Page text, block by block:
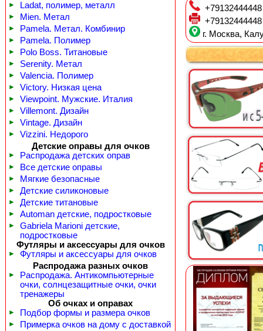
► Ladat, полимер, металл
► Mien. Метал
► Pamela. Метал. Комбинир
► Pamela. Полимер
► Polo Boss. Титановые
► Serenity. Метал
► Valencia. Полимер
► Victory. Низкая цена
► Viewpoint. Мужские. Италия
► Villemont. Дизайн
► Vintage. Дизайн
►
Vizzini. Недорого
Детские оправы для очков
► Распродажа детских оправ
► Все детские оправы
► Мягкие безопасные
► Детские силиконовые
► Детские титановые
► Automan детские, подростковые
►
Gabriela Marioni детские,
подростковые
Футляры и аксессуары для очков
►
Футляры и аксессуары для очков
Распродажа разных очков
►
Распродажа. Антикомпьютерные
очки, солнцезащитные очки, очки
тренажеры
Об очках и оправах
► Подбор формы и размера очков
► Примерка очков на дому с доставкой
+79132444448
+79132444448
г. Москва,